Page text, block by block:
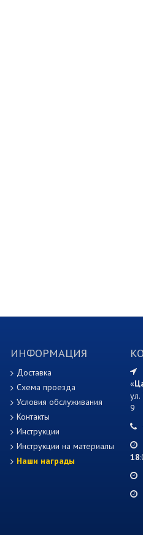
ИНФОРМАЦИЯ
Доставка
Схема проезда
Условия обслуживания
Контакты
Инструкции
Инструкции на материалы
Наши награды
«
9
18